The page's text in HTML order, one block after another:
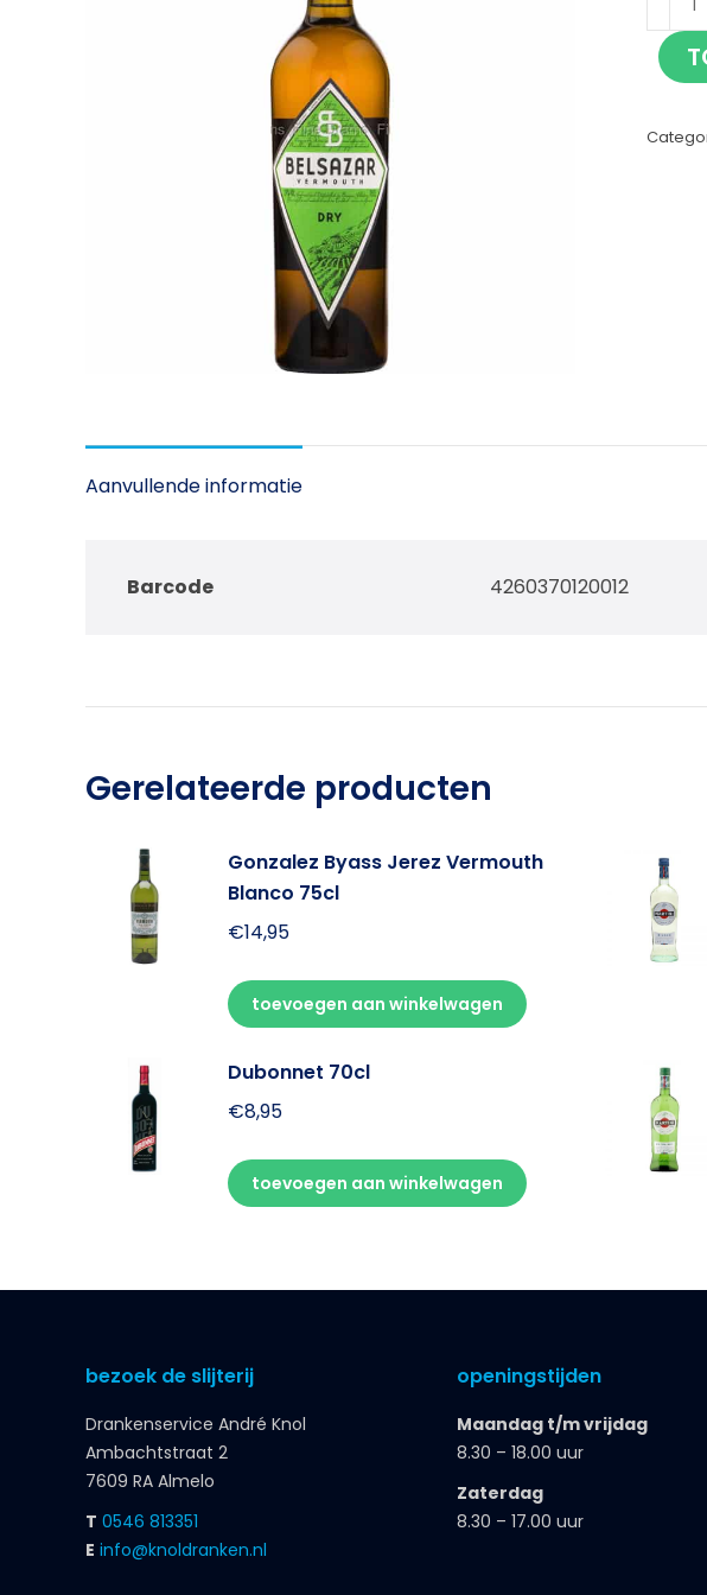
Dry
aantal
Aanvullende informatie
Barcode 4260370120012
Gerelateerde producten
Gonzalez Byass Jerez Vermouth
Blanco 75cl
€14,95
toevoegen aan winkelwagen
Dubonnet 70cl
€8,95
toevoegen aan winkelwagen
bezoek de slijterij
Drankenservice André Knol
Ambachtstraat 2
7609 RA Almelo
T 0546 813351
E info@knoldranken.nl
openingstijden
Maandag t/m vrijdag
8.30 – 18.00 uur
Zaterdag
8.30 – 17.00 uur